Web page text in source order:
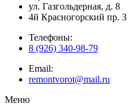
ул. Газгольдерная, д. 8
4й Красногорский пр. 3
Телефоны:
8 (926) 340-98-79
Email:
remontvorot@mail.ru
Меню